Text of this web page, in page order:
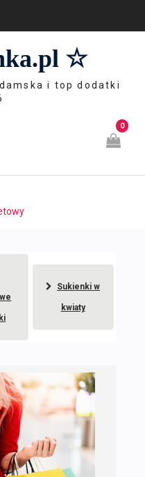
☆
i top dodatki
0
Sukienki w
kwiaty